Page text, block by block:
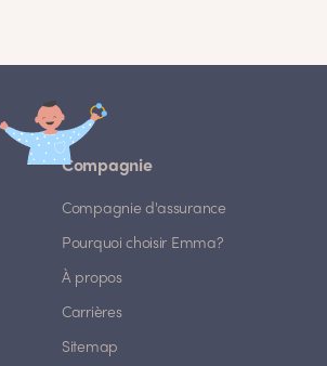
Compagnie
Compagnie d'assurance
Pourquoi choisir Emma?
À propos
Carrières
Sitemap